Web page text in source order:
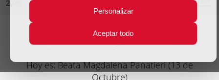
Personalizar
Aceptar todo
2025
Lecturas del día y comentario
Hoy es: Beata Magdalena Panatieri (13 de
Octubre)